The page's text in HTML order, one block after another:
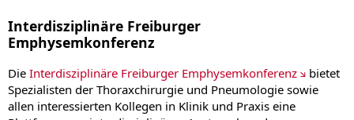
Interdisziplinäre Freiburger
Emphysemkonferenz
Die Interdisziplinäre Freiburger Emphysemkonferenz
bietet
Spezialisten der Thoraxchirurgie und Pneumologie sowie
allen interessierten Kollegen in Klinik und Praxis eine